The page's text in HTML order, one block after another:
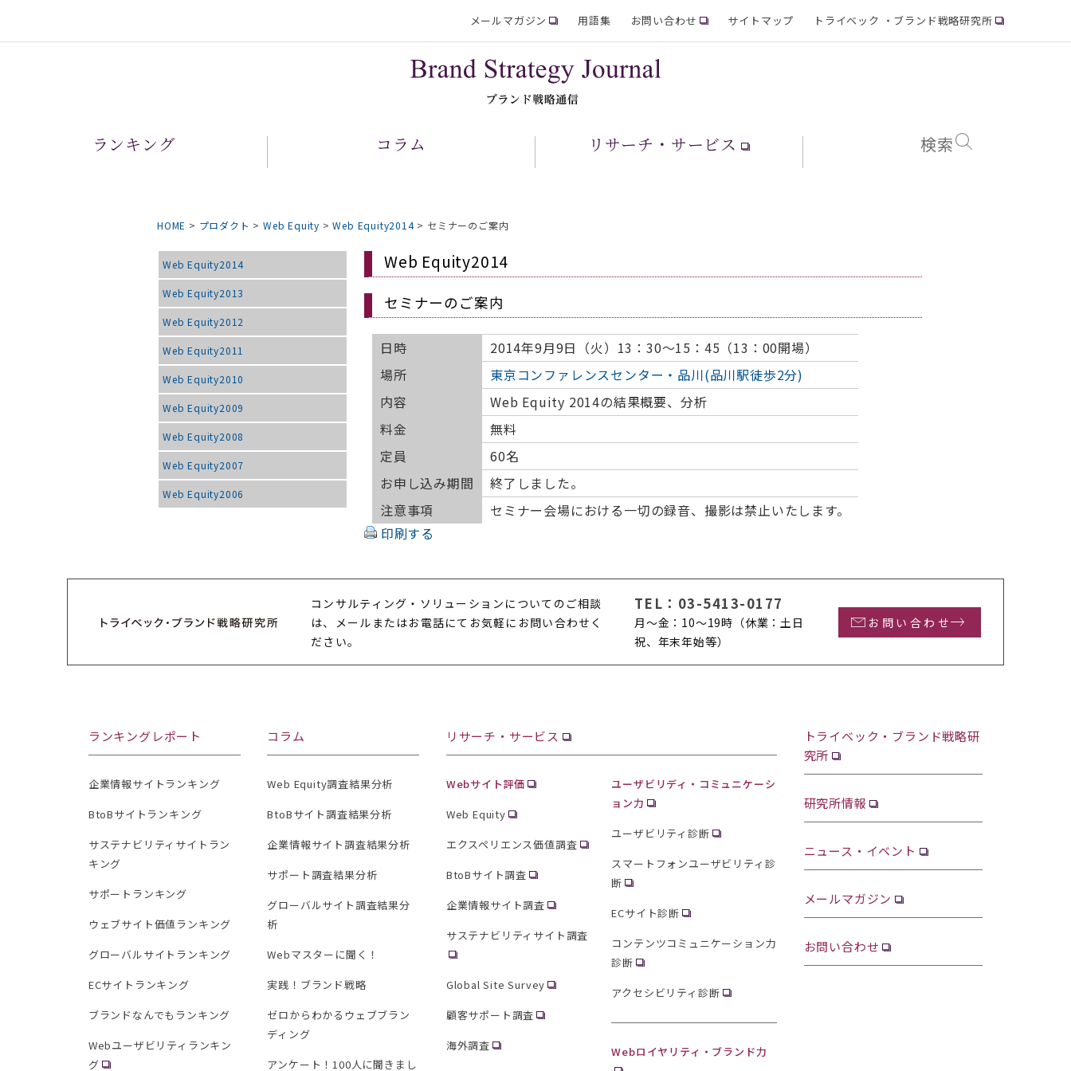
メールマガジン 用語集 お問い合わせ サイトマップ トライベック ・ブランド戦略研究所
ランキング コラム リサーチ・サービス 検索
HOME > プロダクト >Web Equity >Web Equity2014> セミナーのご案内
Web Equity2014
Web Equity2013
Web Equity2012
Web Equity2011
Web Equity2010
Web Equity2009
Web Equity2008
Web Equity2007
Web Equity2006
Web Equity2014
セミナーのご案内
日時
2014年9月9日（火）13：30～15：45（13：00開場）
場所
東京コンファレンスセンター・品川(品川駅徒歩2分)
内容
Web Equity 2014の結果概要、分析
料金
無料
定員
60名
お申し込み期間
終了しました。
注意事項
セミナー会場における一切の録音、撮影は禁止いたします。
印刷する
コンサルティング・ソリューションについてのご相談
は、メールまたはお電話にてお気軽にお問い合わせく
ださい。
TEL： 03-5413-0177
月〜金：10〜19時 （休業：土日
祝、年末年始等）
お問い合わせ
ランキングレポート
企業情報サイトランキング
BtoBサイトランキング
サステナビリティサイトラン
キング
サポートランキング
ウェブサイト価値ランキング
グローバルサイトランキング
ECサイトランキング
ブランドなんでもランキング
Webユーザビリティランキン
グ
コラム
Web Equity調査結果分析
BtoBサイト調査結果分析
企業情報サイト調査結果分析
サポート調査結果分析
グローバルサイト調査結果分
析
Webマスターに聞く！
実践！ブランド戦略
ゼロからわかるウェブブラン
ディング
アンケート！100人に聞きまし
リサーチ・サービス
Webサイト評価
Web Equity
エクスペリエンス価値調査
BtoBサイト調査
企業情報サイト調査
サステナビリティサイト調査
Global Site Survey
顧客サポート調査
海外調査
ユーザビリディ・コミュニケーシ
ョン力
ユーザビリティ診断
スマートフォンユーザビリティ診
断
ECサイト診断
コンテンツコミュニケーション力
診断
アクセシビリティ診断
Webロイヤリティ・ブランド力
トライベック・ブランド戦略研
究所
研究所情報
ニュース・イベント
メールマガジン
お問い合わせ